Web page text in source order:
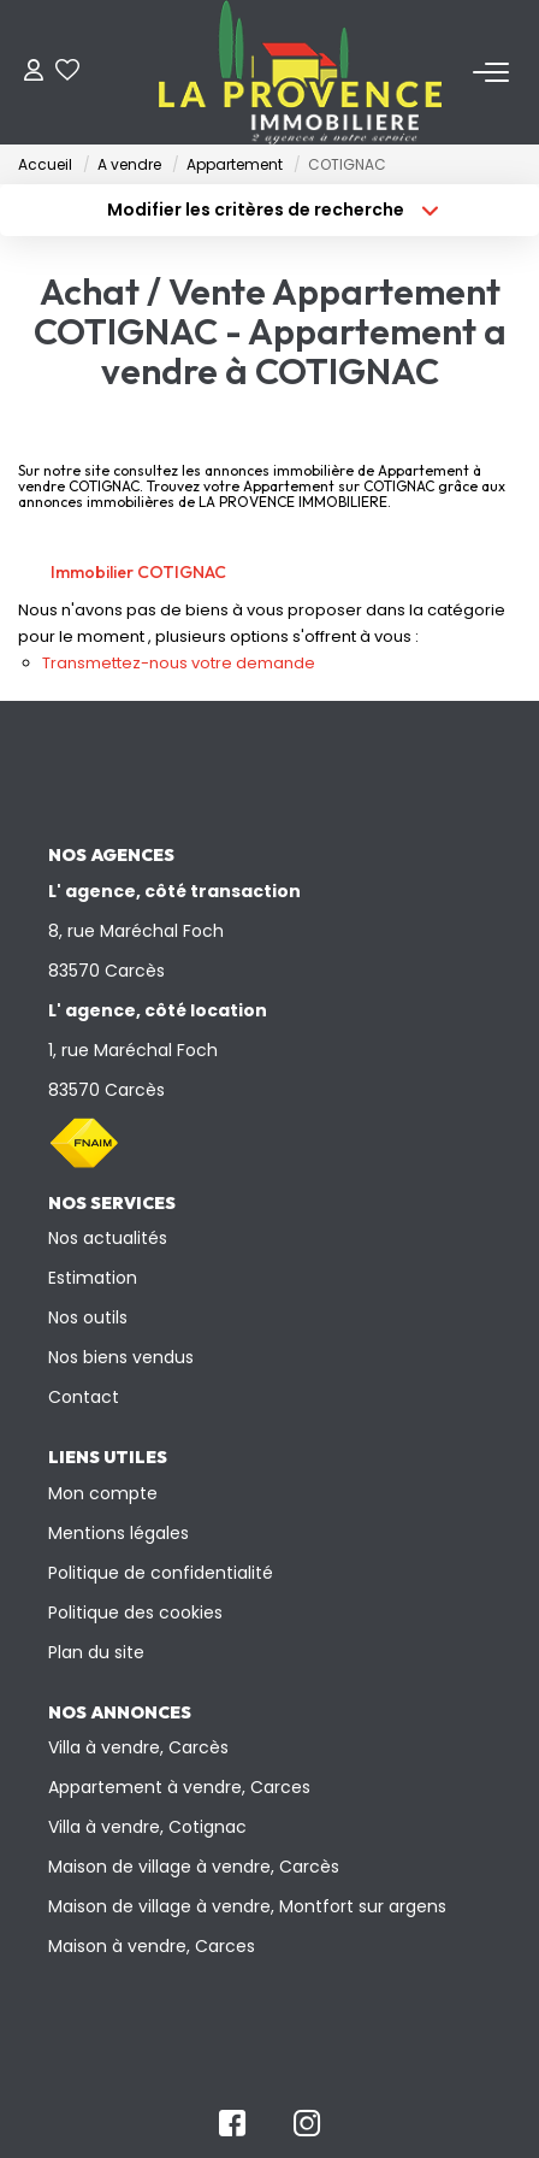
ACHETER
FAIRE GÉRER
Qui Sommes-Nous
Notre Équipe
CONTACT
Accueil A vendre Appartement COTIGNAC
Modifier les critères de recherche
Sélectionnez...
Type de bien
Surface min
Budget max Plus de critères
Achat / Vente Appartement
COTIGNAC - Appartement a
vendre à COTIGNAC
Sur notre site consultez les annonces immobilière de Appartement à
vendre COTIGNAC. Trouvez votre Appartement sur COTIGNAC grâce aux
annonces immobilières de LA PROVENCE IMMOBILIERE.
Immobilier COTIGNAC
Nous n'avons pas de biens à vous proposer dans la catégorie
pour le moment , plusieurs options s'offrent à vous :
Transmettez-nous votre demande
NOS AGENCES
L' agence, côté transaction
8, rue Maréchal Foch
83570 Carcès
L' agence, côté location
1, rue Maréchal Foch
83570 Carcès
NOS SERVICES
Nos actualités
Estimation
Nos outils
Nos biens vendus
Contact
LIENS UTILES
Mon compte
Mentions légales
Politique de confidentialité
Politique des cookies
Plan du site
NOS ANNONCES
Villa à vendre, Carcès
Appartement à vendre, Carces
Villa à vendre, Cotignac
Maison de village à vendre, Carcès
Maison de village à vendre, Montfort sur argens
Maison à vendre, Carces